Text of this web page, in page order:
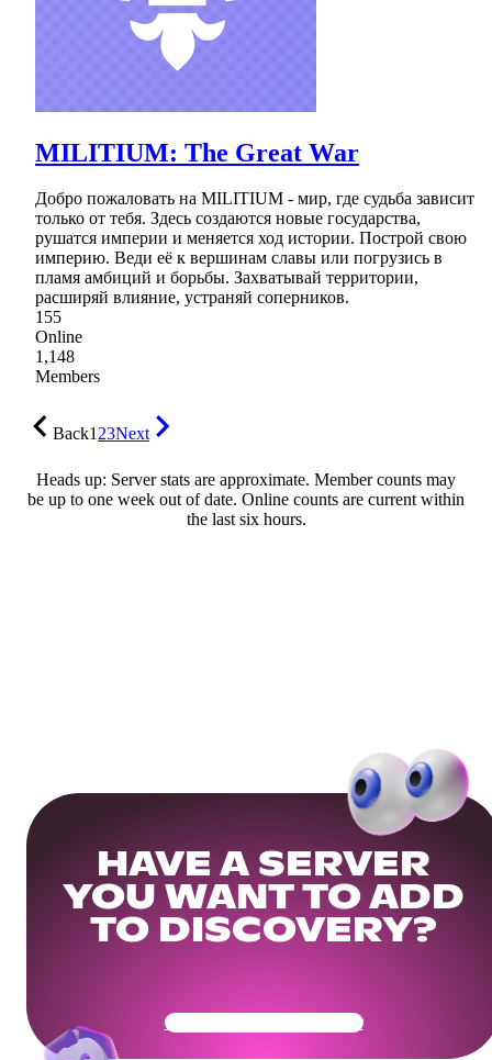
MILITIUM: The Great War
Добро пожаловать на MILITIUM - мир, где судьба зависит
только от тебя. Здесь создаются новые государства,
рушатся империи и меняется ход истории. Построй свою
империю. Веди её к вершинам славы или погрузись в
пламя амбиций и борьбы. Захватывай территории,
расширяй влияние, устраняй соперников.
155
Online
1,148
Members
Back123Next
Heads up: Server stats are approximate. Member counts may
be up to one week out of date. Online counts are current within
the last six hours.
HAVE A SERVER
YOU WANT TO ADD
TO DISCOVERY?
Get Your Community Ready